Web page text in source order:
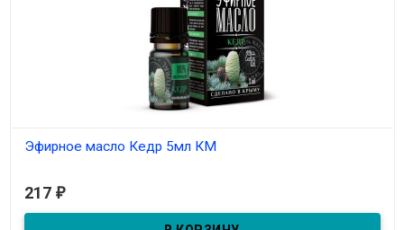
Эфирное масло Кедр 5мл КМ
В наличии
217 ₽